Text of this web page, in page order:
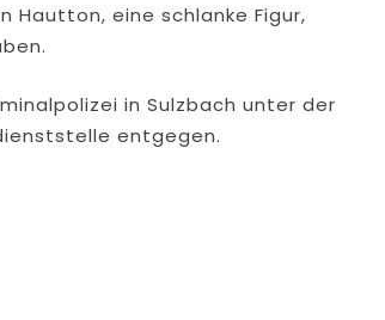
Hautton, eine schlanke Figur,
in Sulzbach unter der
entgegen.